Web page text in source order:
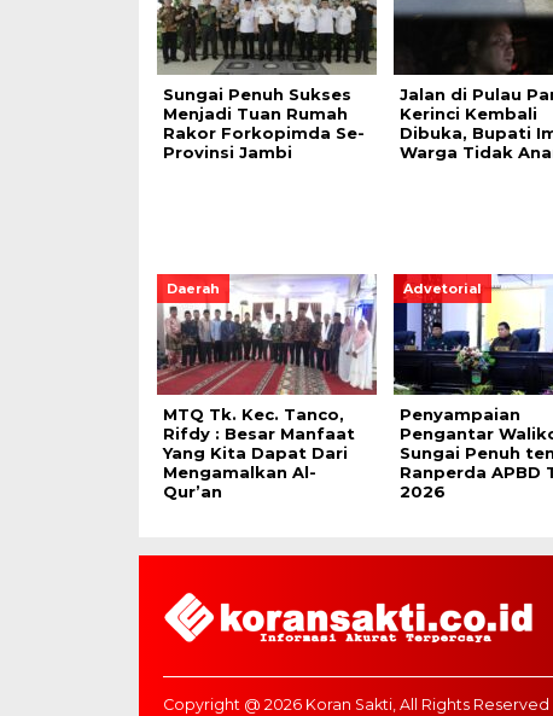
Sungai Penuh Sukses
Menjadi Tuan Rumah
Rakor Forkopimda Se-
Provinsi Jambi
Jalan di Pulau
Kerinci Kembali
Dibuka, Bupati
Warga Tidak
Daerah
MTQ Tk. Kec. Tanco,
Rifdy : Besar Manfaat
Yang Kita Dapat Dari
Mengamalkan Al-
Qur’an
Advetorial
Penyampaian
Pengantar
Sungai Penuh
Ranperda APBD
2026
Copyright @ 2026 Koran Sakti, All Rights